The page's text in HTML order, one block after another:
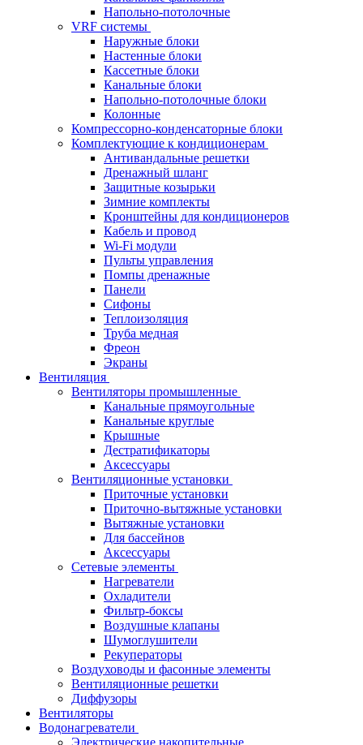
Напольно-потолочные
VRF системы
Наружные блоки
Настенные блоки
Кассетные блоки
Канальные блоки
Напольно-потолочные блоки
Колонные
Компрессорно-конденсаторные блоки
Комплектующие к кондиционерам
Антивандальные решетки
Дренажный шланг
Защитные козырьки
Зимние комплекты
Кронштейны для кондиционеров
Кабель и провод
Wi-Fi модули
Пульты управления
Помпы дренажные
Панели
Сифоны
Теплоизоляция
Труба медная
Фреон
Экраны
Вентиляция
Вентиляторы промышленные
Канальные прямоугольные
Канальные круглые
Крышные
Дестратификаторы
Аксессуары
Вентиляционные установки
Приточные установки
Приточно-вытяжные установки
Вытяжные установки
Для бассейнов
Аксессуары
Сетевые элементы
Нагреватели
Охладители
Фильтр-боксы
Воздушные клапаны
Шумоглушители
Рекуператоры
Воздуховоды и фасонные элементы
Вентиляционные решетки
Диффузоры
Вентиляторы
Водонагреватели
Электрические накопительные